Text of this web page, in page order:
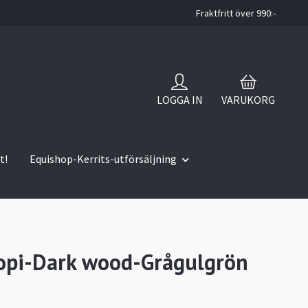
Fraktfritt över 990:-
LOGGA IN VARUKORG
Equishop-Kerrits-utförsäljning
Dark wood-Grågulgrön